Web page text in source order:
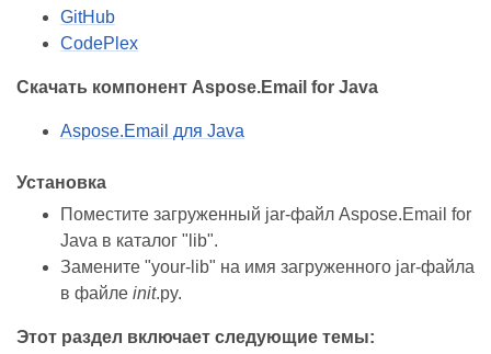
GitHub
CodePlex
Скачать компонент Aspose.Email for Java
Aspose.Email для Java
Установка
Поместите загруженный jar‑файл Aspose.Email for
Java в каталог "lib".
Замените "your-lib" на имя загруженного jar‑файла
в файле init.py.
Этот раздел включает следующие темы: